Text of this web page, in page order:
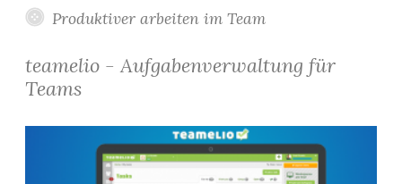
Produktiver arbeiten im Team
teamelio - Aufgabenverwaltung für
Teams